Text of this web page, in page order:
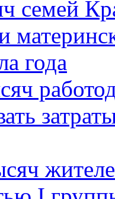
семей
года